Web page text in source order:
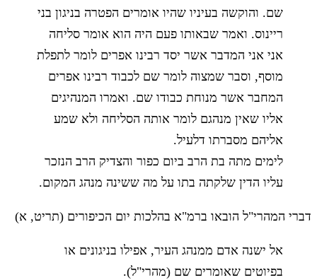
שם. והוקשה בעיניו שהיו אומרים הפטרה בניגון בני
ריינוס. ואמר שבאותו פעם היה הוא אומר סליחה
אני אני המדבר אשר יסד רבינו אפרים לומר לתפלת
מוסף, וסבר שמצוה לומר שם לכבוד רבינו אפרים
המחבר אשר מנוחת כבודו שם. ואמרו המנהיגים
אליו שאין מנהגם לומר אותה הסליחה ולא שמע
אליהם מסברתו דלעיל.
לימים מתה בת הרב ביום כפור והצדיק הרב הנזכר
עליו הדין שלקתה בתו על מה ששינה מנהג המקום.
דברי המהרי"ל הובאו ברמ"א בהלכות יום הכיפורים (תריט, א)
אל ישנה אדם ממנהג העיר, אפילו בניגונים או
בפיוטים שאומרים שם (מהרי"ל).